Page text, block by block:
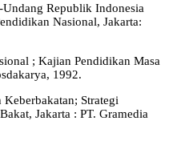
Undang Republik Indonesia
Nasional, Jakarta:
; Kajian Pendidikan Masa
1992.
Strategi
Jakarta : PT. Gramedia